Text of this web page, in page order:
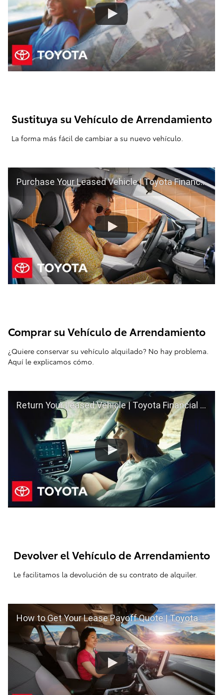
Sustituya su Vehículo de Arrendamiento
La forma más fácil de cambiar a su nuevo vehículo.
Comprar su Vehículo de Arrendamiento
¿Quiere conservar su vehículo alquilado? No hay problema.
Aquí le explicamos cómo.
Purchase Your Leased Vehicle | Toyota Financial Services
Devolver el Vehículo de Arrendamiento
Le facilitamos la devolución de su contrato de alquiler.
Return Your Leased Vehicle | Toyota Financial Services
How to Get Your Lease Payoff Quote | Toyota Financial Services